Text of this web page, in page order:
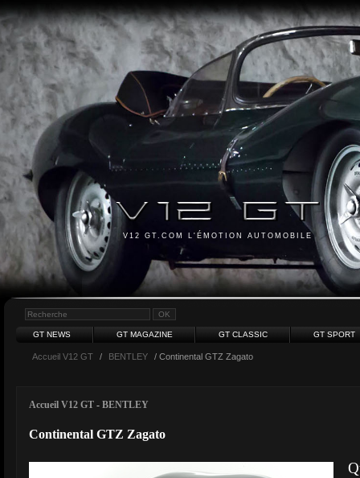
V12 GT.COM L'ÉMOTION AUTOMOBILE
GT NEWS GT MAGAZINE GT CLASSIC GT SPORT
Accueil V12 GT / BENTLEY / Continental GTZ Zagato
Accueil V12 GT - BENTLEY
Continental GTZ Zagato